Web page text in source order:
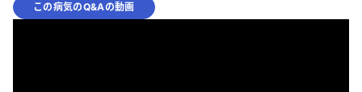
この病気のQ&Aの動画